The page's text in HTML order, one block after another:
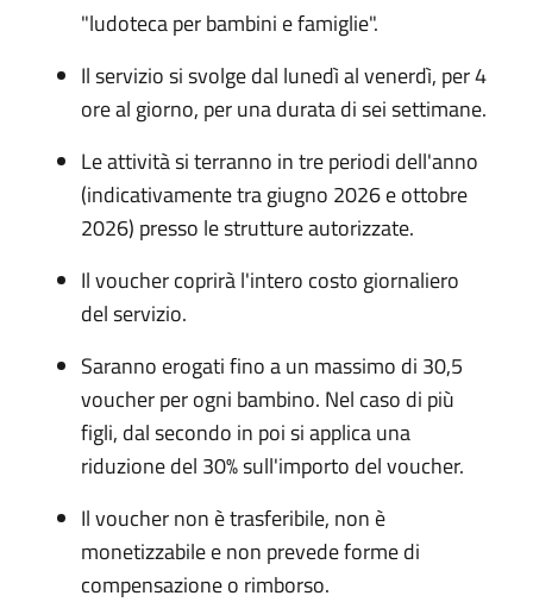
"ludoteca per bambini e famiglie".
Il servizio si svolge dal lunedì al venerdì, per 4
ore al giorno, per una durata di sei settimane.
Le attività si terranno in tre periodi dell'anno
(indicativamente tra giugno 2026 e ottobre
2026) presso le strutture autorizzate.
Il voucher coprirà l'intero costo giornaliero
del servizio.
Saranno erogati fino a un massimo di 30,5
voucher per ogni bambino. Nel caso di più
figli, dal secondo in poi si applica una
riduzione del 30% sull'importo del voucher.
Il voucher non è trasferibile, non è
monetizzabile e non prevede forme di
compensazione o rimborso.